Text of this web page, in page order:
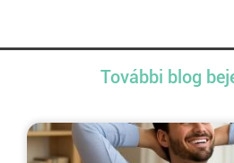
További blog